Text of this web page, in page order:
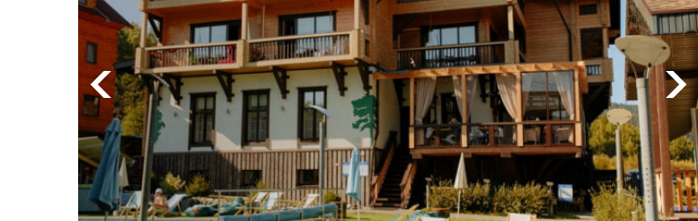
Previous Next